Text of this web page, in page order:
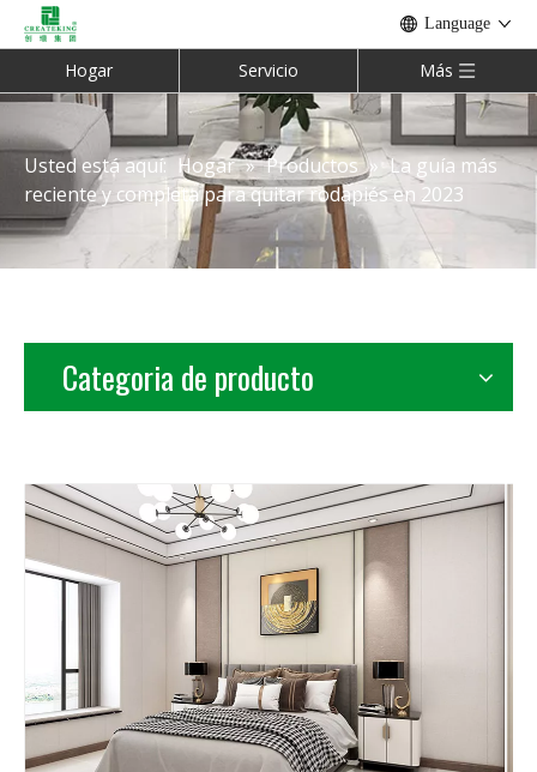
Language
Hogar Servicio Más
Usted está aquí: Hogar » Productos » La guía más
reciente y completa para quitar rodapiés en 2023
Categoria de producto